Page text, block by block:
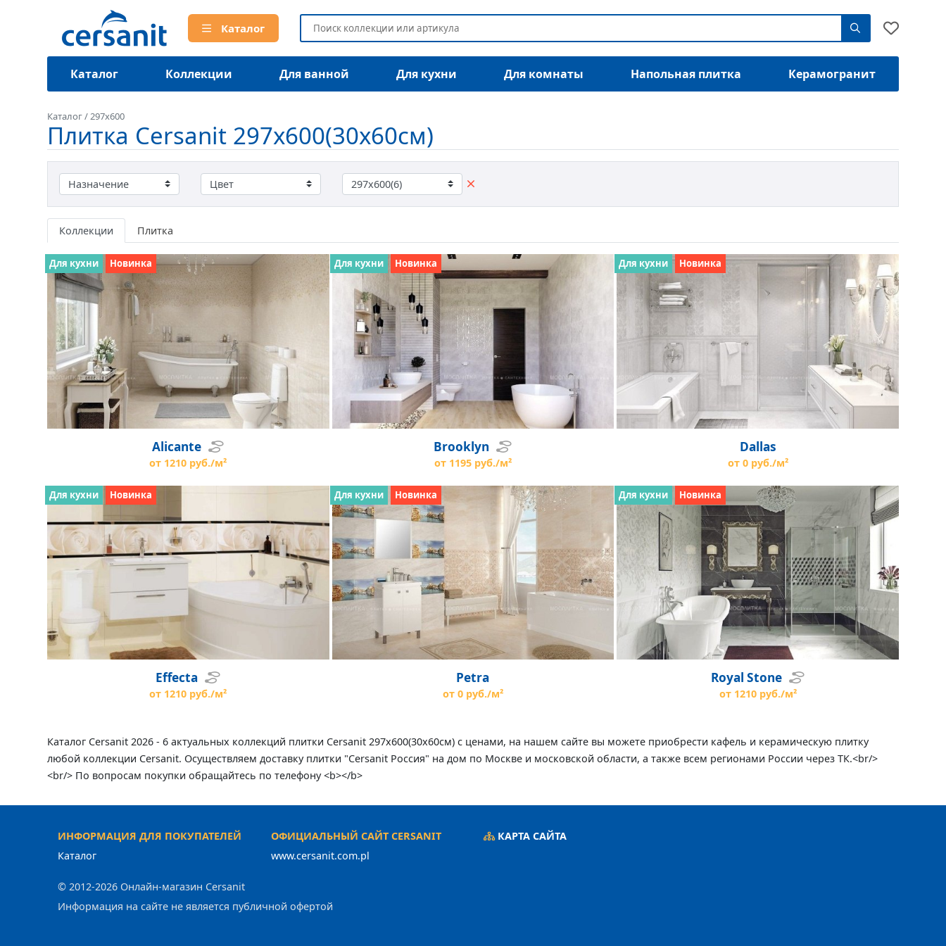
Каталог
Каталог Коллекции Для ванной Для кухни Для комнаты Напольная плитка Керамогранит
Каталог/297x600
Плитка Cersanit 297x600(30x60см)
Коллекции Плитка
Alicante
от 1210 руб./м²
Для кухни Новинка
Brooklyn
от 1195 руб./м²
Для кухни Новинка
Dallas
от 0 руб./м²
Для кухни Новинка
Effecta
от 1210 руб./м²
Для кухни Новинка
Petra
от 0 руб./м²
Для кухни Новинка
Royal Stone
от 1210 руб./м²
Для кухни Новинка
Каталог Cersanit 2026 - 6 актуальных коллекций плитки Cersanit 297x600(30x60см) с ценами, на нашем сайте вы можете приобрести кафель и керамическую плитку
любой коллекции Cersanit. Осуществляем доставку плитки "Cersanit Россия" на дом по Москве и московской области, а также всем регионами России через ТК.<br/>
<br/> По вопросам покупки обращайтесь по телефону <b></b>
ИНФОРМАЦИЯ ДЛЯ ПОКУПАТЕЛЕЙ
Каталог
ОФИЦИАЛЬНЫЙ САЙТ CERSANIT
www.cersanit.com.pl
КАРТА САЙТА
© 2012-2026 Онлайн-магазин Cersanit
Информация на сайте не является публичной офертой